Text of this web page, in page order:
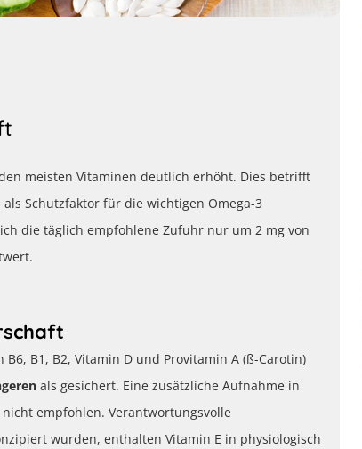
meisten Vitaminen deutlich erhöht. Dies betrifft
Schutzfaktor für die wichtigen Omega-3
die täglich empfohlene Zufuhr nur um 2 mg von
B1, B2, Vitamin D und Provitamin A (ß-Carotin)
als gesichert. Eine zusätzliche Aufnahme in
nicht empfohlen. Verantwortungsvolle
wurden, enthalten Vitamin E in physiologisch